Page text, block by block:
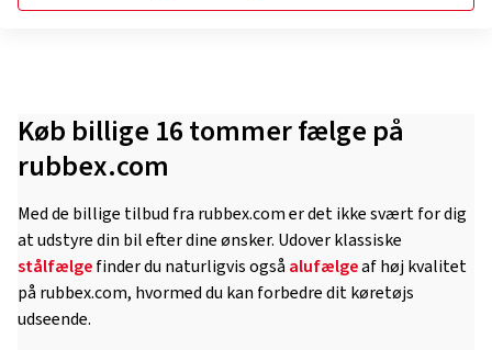
Køb billige 16 tommer fælge på
rubbex.com
Med de billige tilbud fra rubbex.com er det ikke svært for dig
at udstyre din bil efter dine ønsker. Udover klassiske
stålfælgefinder du naturligvis også alufælgeaf høj kvalitet
på rubbex.com, hvormed du kan forbedre dit køretøjs
udseende.